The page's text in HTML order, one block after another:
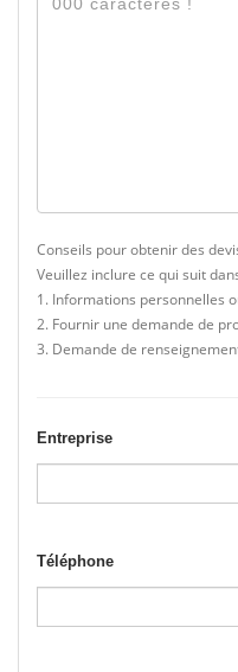
Conseils pour obtenir des
Veuillez inclure ce qui suit
1. Informations personnelles
2. Fournir une demande de
3. Demande de
Entreprise
Téléphone